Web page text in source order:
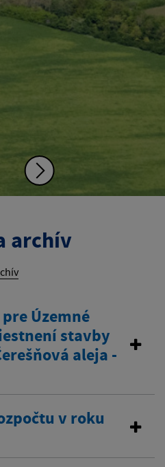
archív
Územné
stavby
aleja -
v roku